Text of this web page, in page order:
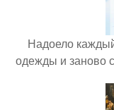
Надоело
одежды и заново